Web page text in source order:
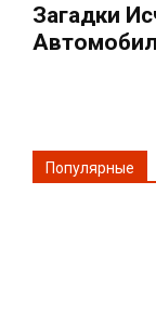
Загадки
Популярные